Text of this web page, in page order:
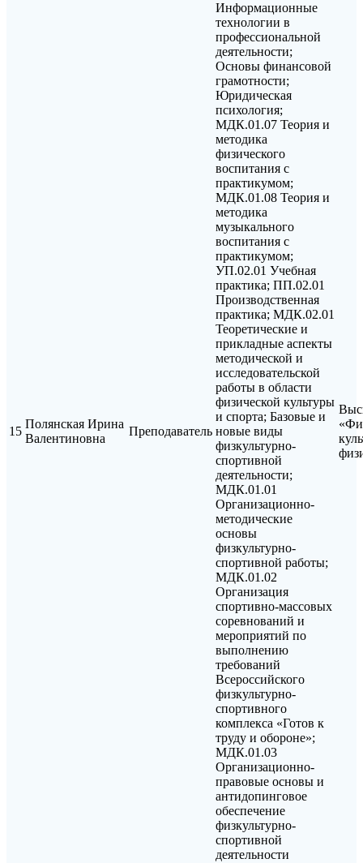
15
Полянская Ирина
Валентиновна
Преподаватель
Информационные
технологии в
профессиональной
деятельности;
Основы финансовой
грамотности;
Юридическая
психология;
МДК.01.07 Теория и
методика
физического
воспитания с
практикумом;
МДК.01.08 Теория и
методика
музыкального
воспитания с
практикумом;
УП.02.01 Учебная
практика; ПП.02.01
Производственная
практика; МДК.02.01
Теоретические и
прикладные аспекты
методической и
исследовательской
работы в области
физической культуры
и спорта; Базовые и
новые виды
физкультурно-
спортивной
деятельности;
МДК.01.01
Организационно-
методические
основы
физкультурно-
спортивной работы;
МДК.01.02
Организация
спортивно-массовых
соревнований и
мероприятий по
выполнению
требований
Всероссийского
физкультурно-
спортивного
комплекса «Готов к
труду и обороне»;
МДК.01.03
Организационно-
правовые основы и
антидопинговое
обеспечение
физкультурно-
спортивной
деятельности